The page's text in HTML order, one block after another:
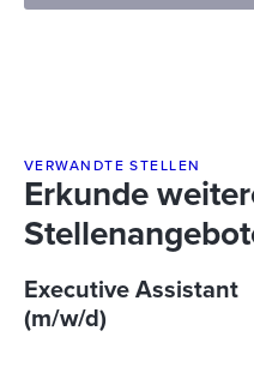
VERWANDTE STELLEN
Erkunde
Executive Assistant
(m/w/d)